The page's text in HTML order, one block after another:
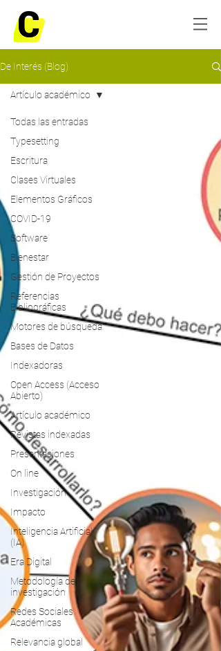
De Interés (Blog)
Todas las entradas
Typesetting
Escritura
Clases Virtuales
Elementos Gráficos
COVID-19
Software
Bienestar
Gestión de Proyectos
Referencias
Bibliográficas
Motores de búsqueda
Bases de Datos
Indexadoras
Open Access (Acceso
Abierto)
Artículo académico
Revistas indexadas
Presentaciones
On line
Investigación
Impacto
Inteligencia Artificial
(IA)
Era Digital
Metodología de
investigación
Redes Sociales
Académicas
Relevancia global
Artículo académico